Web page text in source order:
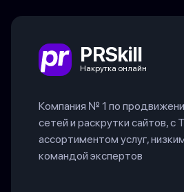
PRSkill
Накрутка онлайн
Компания № 1 по
сетей и раскрутки сайтов,
ассортиментом услуг,
командой экспертов